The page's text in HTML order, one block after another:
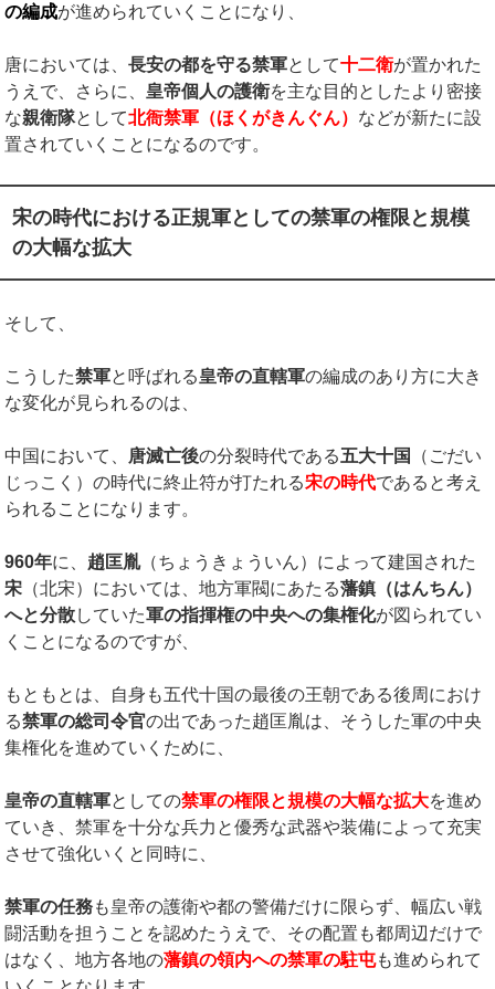
の編成が進められていくことになり、
唐においては、長安の都を守る禁軍として十二衛が置かれた
うえで、さらに、 皇帝個人の護衛を主な目的としたより密接
な親衛隊として北衙禁軍（ほくがきんぐん） などが新たに設
置されていくことになるのです。
宋の時代における正規軍としての禁軍の権限と規模
の大幅な拡大
そして、
こうした禁軍と呼ばれる皇帝の直轄軍の編成のあり方に大き
な変化が見られるのは、
中国において、 唐滅亡後の分裂時代である五大十国
（ごだい
じっこく）の時代に終止符が打たれる宋の時代であると考え
られることになります。
960年に、 趙匡胤（ちょうきょういん）によって建国された
宋 （北宋）においては、地方軍閥にあたる藩鎮（はんちん）
へと分散していた軍の指揮権の中央への集権化が図られてい
くことになるのですが、
もともとは、自身も五代十国の最後の王朝である後周におけ
る禁軍の総司令官の出であった趙匡胤は、そうした軍の中央
集権化を進めていくために、
皇帝の直轄軍としての禁軍の権限と規模の大幅な拡大を進め
ていき、禁軍を十分な兵力と優秀な武器や装備によって充実
させて強化いくと同時に、
禁軍の任務も皇帝の護衛や都の警備だけに限らず、幅広い戦
闘活動を担うことを認めたうえで、その配置も都周辺だけで
はなく、地方各地の藩鎮の領内への禁軍の駐屯も進められて